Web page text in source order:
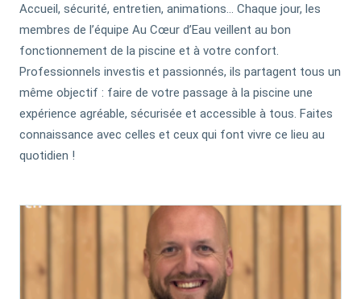
Accueil, sécurité, entretien, animations… Chaque jour, les
membres de l’équipe Au Cœur d’Eau veillent au bon
fonctionnement de la piscine et à votre confort.
Professionnels investis et passionnés, ils partagent tous un
même objectif : faire de votre passage à la piscine une
expérience agréable, sécurisée et accessible à tous. Faites
connaissance avec celles et ceux qui font vivre ce lieu au
quotidien !